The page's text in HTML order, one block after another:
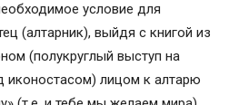
условие для
(алтарник), выйдя с книгой из
(полукруглый выступ на
иконостасом) лицом к алтарю